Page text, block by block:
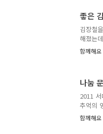
전통시
시장과
는데요,
래내시
시장입
좋은
김장철
해졌는
코트에
요~ 볼
'김장철
이기도
어지기
이 많이
함께해
나눔
2011
추억의
가슴이
문화존
함께해